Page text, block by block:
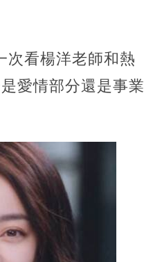
次看楊洋老師和熱
愛情部分還是事業